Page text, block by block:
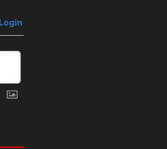
Login